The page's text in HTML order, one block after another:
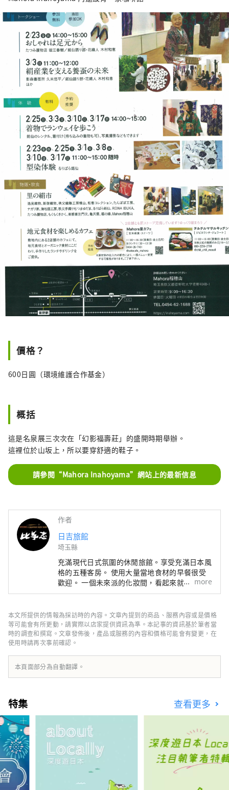
價格？
600日圓（環境維護合作基金）
概括
這是名泉展三次次在「幻影福壽莊」的盛開時期舉辦。
這裡位於山坂上，所以要穿舒適的鞋子。
請參閱“Mahora Inahoyama”網站上的最新信息
作者
日吉旅館
埼玉縣
充滿現代日式氛圍的休閒旅館。享受充滿日本風
格的五種客房。 使用大量當地食材的早餐很受
歡迎。 一個未來派的化妝間，看起來就像是在
太空船裡。 可以一邊感受大自然一邊享受樂趣
溫暖您的身體和靈魂。 它裝飾著安靜而華麗的
野花，具有強烈的存在感。 從西武秩父站步行8
分鐘。住宿不含餐，含早餐。 2022 年
OMOTENASHI Selection 得獎者
more
本文所提供的情報為採訪時的內容。文章內提到的商品、服務內容或是價格
等可能會有所更動，請實際以店家提供資訊為準。本記事的資訊基於筆者當
時的調查和撰寫。文章發佈後，產品或服務的內容和價格可能會有變更，在
使用時請再次事前確認。
本頁面部分為自動翻譯。
特集 查看更多